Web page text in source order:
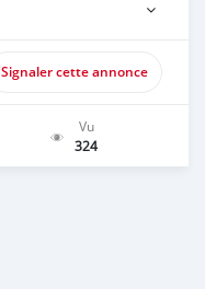
Signaler cette annonce
Vu
324